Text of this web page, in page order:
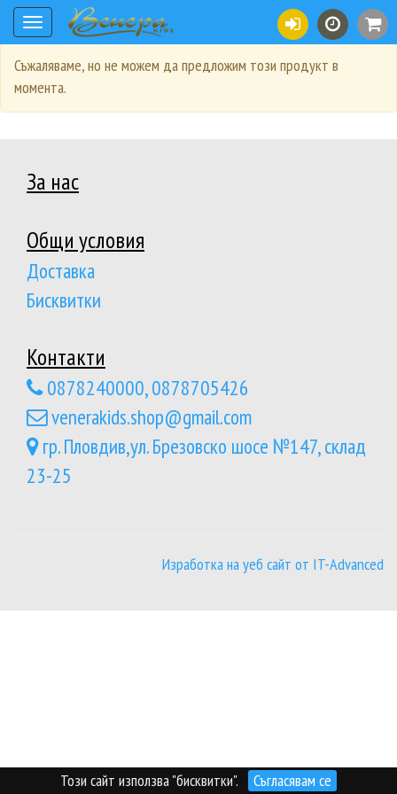
Този сайт използва "бисквитки". Съгласявам се
Toggle
navigation
Съжаляваме, но не можем да предложим този продукт в
момента.
За нас
Общи условия
Доставка
Бисквитки
Контакти
0878240000, 0878705426
venerakids.shop@gmail.com
гр. Пловдив,ул. Брезовско шосе №147, склад
23-25
Изработка на уеб сайт от IT-Advanced